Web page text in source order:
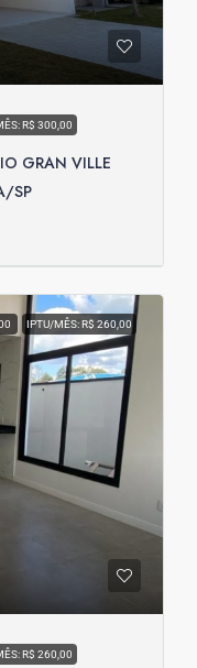
R$ 300,00
GRAN VILLE
SP
IPTU/MÊS: R$ 260,00
R$ 260,00